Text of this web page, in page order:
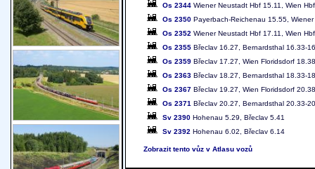
Os 2344 Wiener Neustadt Hbf 15.11, Wien
Os 2350 Payerbach-Reichenau 15.55,
Os 2352 Wiener Neustadt Hbf 17.11, Wien
Os 2355 Břeclav 16.27, Bernardsthal 16.33-
Os 2359 Břeclav 17.27, Wien Floridsdorf
Os 2363 Břeclav 18.27, Bernardsthal 18.33-
Os 2367 Břeclav 19.27, Wien Floridsdorf
Os 2371 Břeclav 20.27, Bernardsthal 20.33-
Sv 2390 Hohenau 5.29, Břeclav 5.41
Sv 2392 Hohenau 6.02, Břeclav 6.14
Zobrazit tento vůz v Atlasu vozů